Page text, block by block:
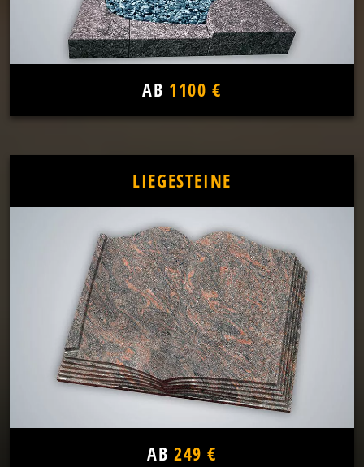
AB 1100 €
LIEGESTEINE
AB 249 €